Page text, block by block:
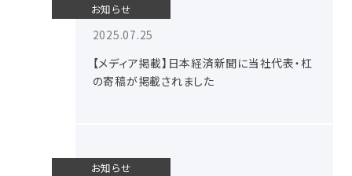
お知らせ
2025.07.25
【メディア掲載】日本経済新聞に当社代表・杠
の寄稿が掲載されました
お知らせ